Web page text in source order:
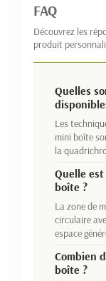
FAQ
Découvrez les
produit
Quelles
Les
mini boîte
la
Quelle
boîte ?
La zone de
circulaire
espace
Combien
boîte ?